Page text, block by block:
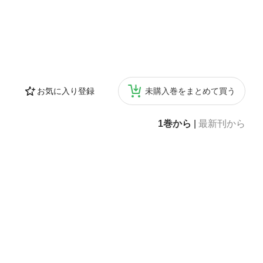
お気に入り登録 未購入巻をまとめて買う
1巻から 最新刊から